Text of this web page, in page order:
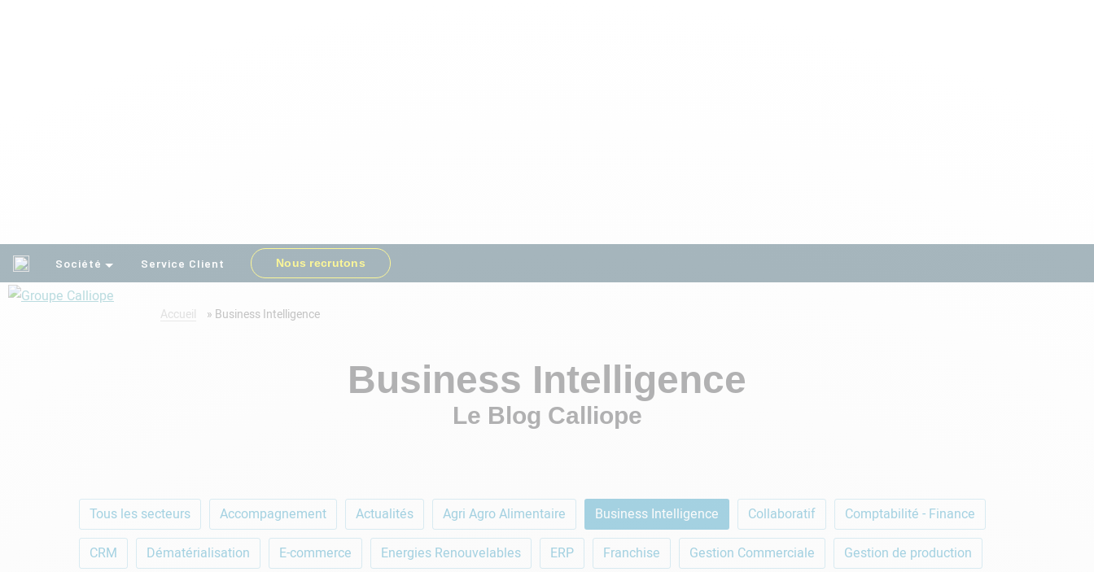
Société Service Client Nous recrutons
Accueil » Business Intelligence
Business Intelligence
Le Blog Calliope
Tous les secteurs Accompagnement Actualités Agri Agro Alimentaire Business Intelligence Collaboratif
Comptabilité - Finance
CRM
Dématérialisation E-commerce Energies Renouvelables ERP Franchise Gestion Commerciale
Gestion de production